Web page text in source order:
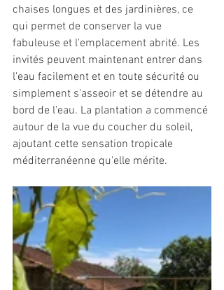
chaises longues et des jardinières, ce
qui permet de conserver la vue
fabuleuse et l'emplacement abrité. Les
invités peuvent maintenant entrer dans
l'eau facilement et en toute sécurité ou
simplement s'asseoir et se détendre au
bord de l'eau. La plantation a commencé
autour de la vue du coucher du soleil,
ajoutant cette sensation tropicale
méditerranéenne qu'elle mérite.